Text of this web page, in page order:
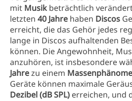
mit Musik beträchtlich
letzten 40 Jahre haben Discos
erreicht, die das Gehör jedes
lange in Discos aufhaltenden
können. Die Angewohnheit,
anzuhören, ist insbesondere
Jahrezu einem
Geräte können maximale
Dezibel (dB SPL) erreichen, und